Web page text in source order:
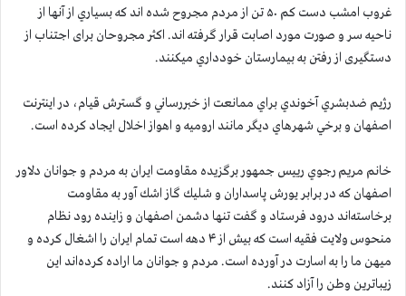
غروب امشب دست كم ۵۰ تن از مردم مجروح شده اند كه بسياري از آنها از
ناحیه سر و صورت مورد اصابت قرار گرفته اند. اكثر مجروحان برای اجتناب از
دستگیری از رفتن به بیمارستان خودداري میکنند.
رژيم ضدبشري آخوندي براي ممانعت از خبررساني و گسترش قيام، در اينترنت
اصفهان و برخي شهرهاي ديگر مانند اروميه و اهواز اخلال ايجاد كرده است.
خانم مريم رجوي رييس جمهور برگزيده مقاومت ايران به مردم و جوانان دلاور
اصفهان که در برابر يورش پاسداران و شليك گاز اشك آور به مقاومت
برخاسته‌اند درود فرستاد و گفت تنها دشمن اصفهان و زاینده رود نظام
منحوس ولايت فقيه است كه بيش از ۴ دهه است تمام ايران را اشغال كرده و
ميهن ما را به اسارت در آورده است. مردم و جوانان ما اراده كرده‌اند اين
زيباترين وطن را آزاد كنند.